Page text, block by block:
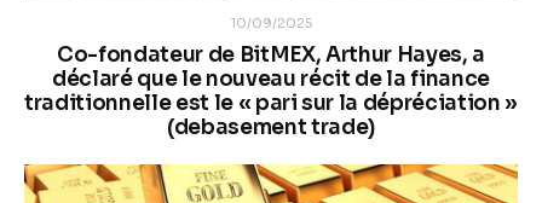
10/09/2025
Co-fondateur de BitMEX, Arthur Hayes, a
déclaré que le nouveau récit de la finance
traditionnelle est le « pari sur la dépréciation »
(debasement trade)